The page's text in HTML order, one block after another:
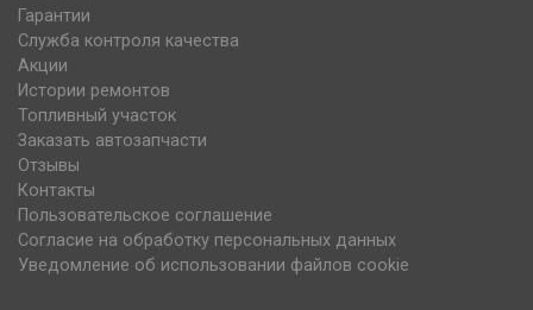
Гарантии
Служба контроля качества
Акции
Истории ремонтов
Топливный участок
Заказать автозапчасти
Отзывы
Контакты
Пользовательское соглашение
Согласие на обработку персональных данных
Уведомление об использовании файлов cookie